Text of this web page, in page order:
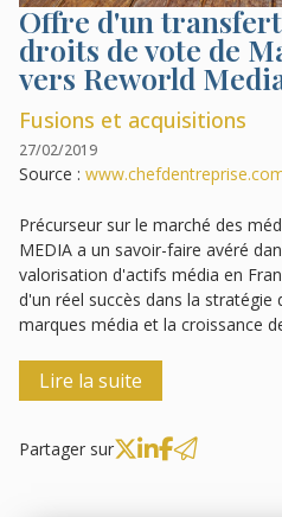
Offre d'un transfert
droits de vote de
vers Reworld
Fusions et acquisitions
27/02/2019
Source :
Précurseur sur le marché des
MEDIA a un savoir-faire avéré
valorisation d'actifs média en
d'un réel succès dans la stratégie
marques média et la croissance
Lire la suite
Partager sur